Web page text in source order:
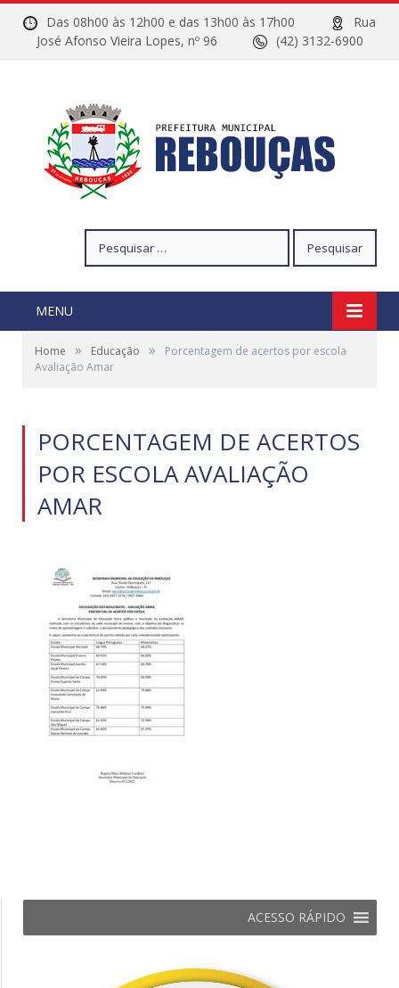
Das 08h00 às 12h00 e das 13h00 às 17h00
Rua
José Afonso Vieira Lopes, nº 96
(42) 3132-6900
por:
MENU
Home » Educação »
Porcentagem de acertos por escola
Avaliação Amar
PORCENTAGEM DE ACERTOS
POR ESCOLA AVALIAÇÃO
AMAR
ACESSO RÁPIDO